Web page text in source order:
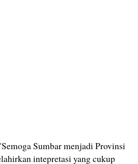
Sumbar menjadi Provinsi
intepretasi yang cukup